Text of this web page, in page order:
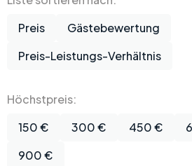
Preis
Gästebewertung
Preis-Leistungs-Verhältnis
Höchstpreis:
150 €
300 € 450 €
900 €